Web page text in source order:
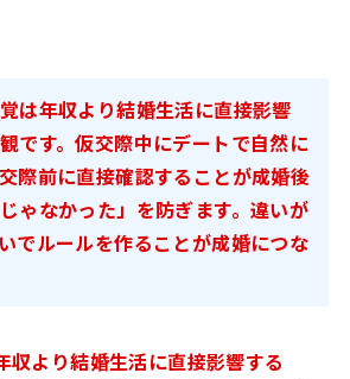
は年収より結婚生活に直接影響
です。仮交際中にデートで自然に
際前に直接確認することが成婚後
ゃなかった」を防ぎます。違いが
でルールを作ることが成婚につな
収より結婚生活に直接影響する